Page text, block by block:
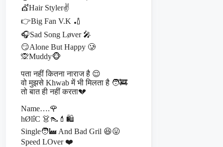
💇Hair Styler✌️
👉Big Fan V.K 🏏
🎧Sad Song Løver 🎤
😏Alone But Happy 🥲
🙊Muddy🐵
पता नहीं कितना नाराज है 😌
वो मुझसे Khwab में भी मिलता है 🧑‍🚒
तो बात ही नहीं करता💔
Name….🌹
hØlîC 👗👠💄🛍️
Single🧑‍🏭 And Bad Gril 😆😛
Speed LOver ❤️